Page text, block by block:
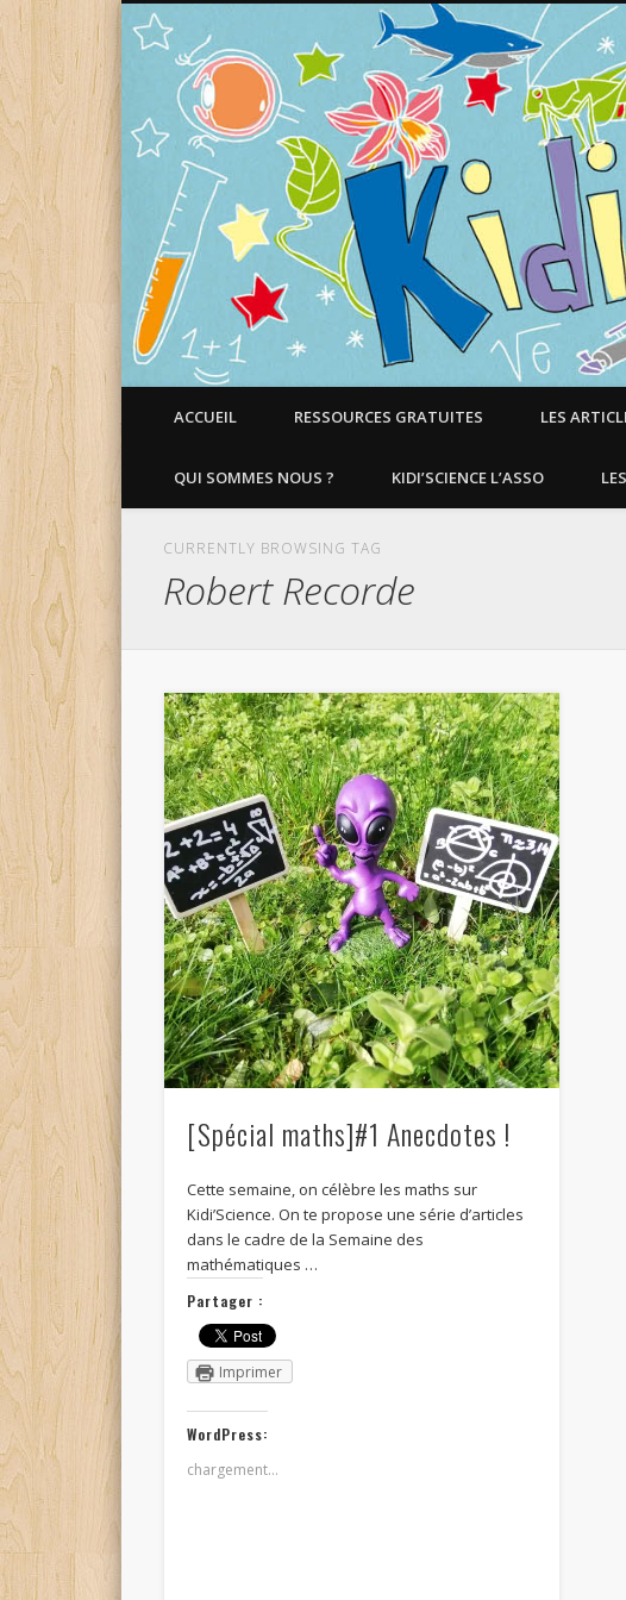
Faire aimer les Sciences aux Enfants !
ACCUEIL RESSOURCES GRATUITES LES
QUI SOMMES NOUS ? KIDI’SCIENCE L’ASSO
CURRENTLY BROWSING TAG
Robert Recorde
[Spécial maths]#1 Anecdotes !
Cette semaine, on célèbre les maths sur
Kidi’Science. On te propose une série d’articles
dans le cadre de la Semaine des
mathématiques …
Partager :
Imprimer
WordPress:
chargement…